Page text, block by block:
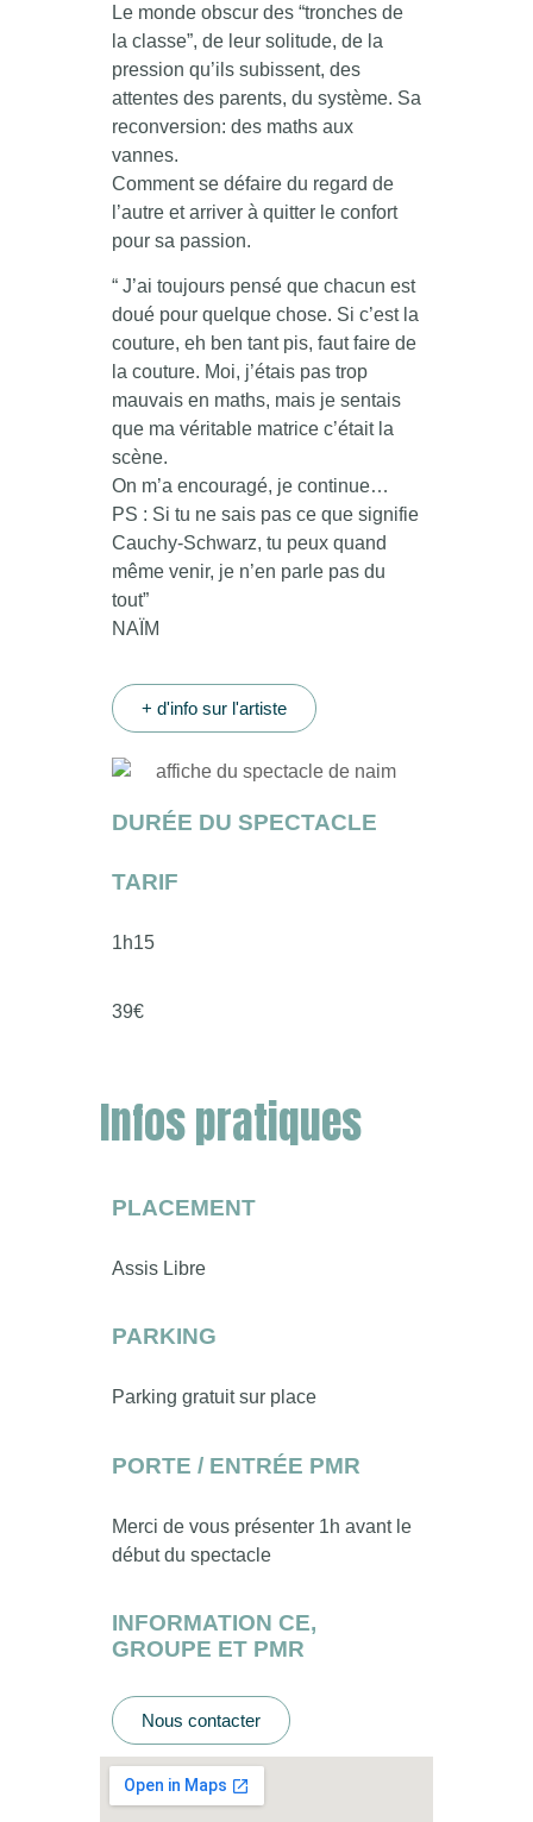
Le monde obscur des “tronches de
la classe”, de leur solitude, de la
pression qu’ils subissent, des
attentes des parents, du système. Sa
reconversion: des maths aux
vannes.
Comment se défaire du regard de
l’autre et arriver à quitter le confort
pour sa passion.
“ J’ai toujours pensé que chacun est
doué pour quelque chose. Si c’est la
couture, eh ben tant pis, faut faire de
la couture. Moi, j’étais pas trop
mauvais en maths, mais je sentais
que ma véritable matrice c’était la
scène.
On m’a encouragé, je continue…
PS : Si tu ne sais pas ce que signifie
Cauchy-Schwarz, tu peux quand
même venir, je n’en parle pas du
tout”
NAÏM
+ d'info sur l'artiste
DURÉE DU SPECTACLE
TARIF
1h15
39€
Infos pratiques
PLACEMENT
Assis Libre
PARKING
Parking gratuit sur place
PORTE / ENTRÉE PMR
Merci de vous présenter 1h avant le
début du spectacle
INFORMATION CE,
GROUPE ET PMR
Nous contacter